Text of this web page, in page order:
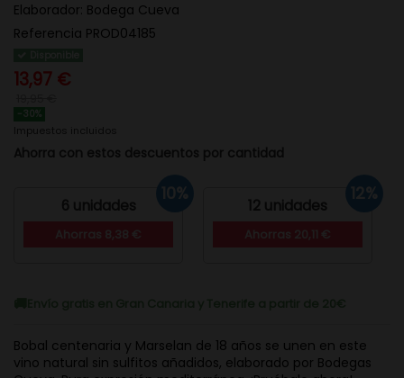
Elaborador: Bodega Cueva
Referencia PROD04185
13,97 €
-30%
Impuestos incluidos
Ahorra con estos descuentos por cantidad
6 unidades
10%
12 unidades
12%
Bobal centenaria y Marselan de 18 años se unen en este
vino natural sin sulfitos añadidos, elaborado por Bodegas